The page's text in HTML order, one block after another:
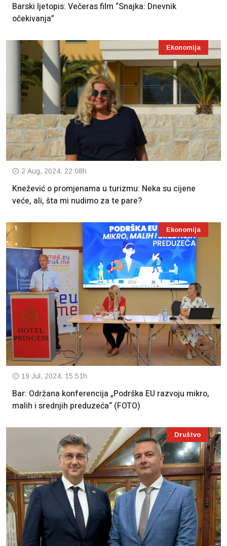
Barski ljetopis: Večeras film “Snajka: Dnevnik
očekivanja”
Ekonomija
2 Aug, 2024. 22:08h
Knežević o promjenama u turizmu: Neka su cijene
veće, ali, šta mi nudimo za te pare?
Ekonomija
19 Jul, 2024. 15:51h
Bar: Održana konferencija „Podrška EU razvoju mikro,
malih i srednjih preduzeća“ (FOTO)
Društvo